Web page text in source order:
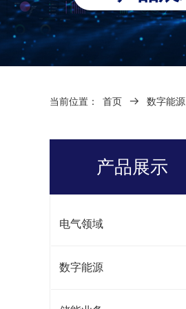
当前位置： 首页 뀠 数字能源
产品展示
电气领域
数字能源